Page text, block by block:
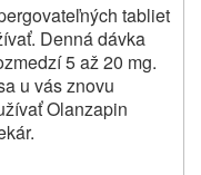
tabliet
Denná dávka
5 až 20 mg.
u vás znovu
Olanzapin